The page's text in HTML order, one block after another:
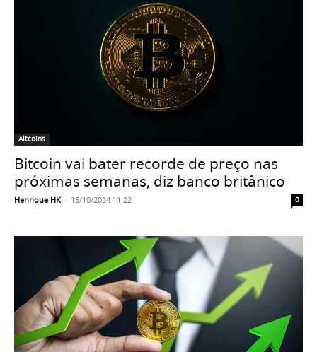
Altcoins
Bitcoin vai bater recorde de preço nas
próximas semanas, diz banco britânico
Henrique HK - 15/10/2024 11:22 0